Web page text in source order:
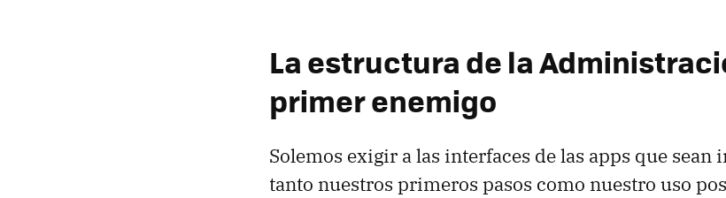
La estructura de la
primer enemigo
Solemos exigir a las interfaces de las apps que
tanto nuestros primeros pasos como nuestro uso